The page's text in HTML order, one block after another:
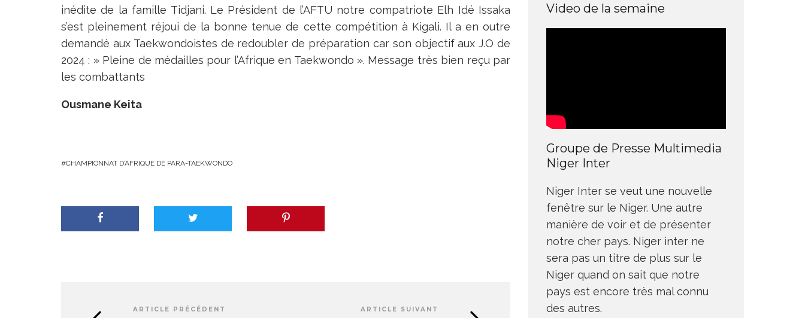
inédite de la famille Tidjani. Le Président de l’AFTU notre compatriote Elh Idé Issaka
s’est pleinement réjoui de la bonne tenue de cette compétition à Kigali. Il a en outre
demandé aux Taekwondoistes de redoubler de préparation car son objectif aux J.O de
2024 : » Pleine de médailles pour l’Afrique en Taekwondo ». Message très bien reçu par
les combattants
Ousmane Keita
CHAMPIONNAT D’AFRIQUE DE PARA-TAEKWONDO
ARTICLE PRÉCÉDENT ARTICLE SUIVANT
Video de la semaine
Groupe de Presse Multimedia
Niger Inter
Niger Inter se veut une nouvelle
fenêtre sur le Niger. Une autre
manière de voir et de présenter
notre cher pays. Niger inter ne
sera pas un titre de plus sur le
Niger quand on sait que notre
pays est encore très mal connu
des autres.